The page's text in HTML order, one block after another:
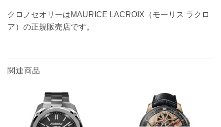
クロノセオリーはMAURICE LACROIX（モーリス ラクロ
ア）の正規販売店です。
関連商品